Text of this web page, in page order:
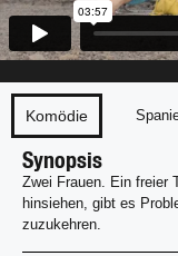
Komödie
Synopsis
Zwei Frauen. Ein freier
hinsiehen, gibt es
zuzukehren.